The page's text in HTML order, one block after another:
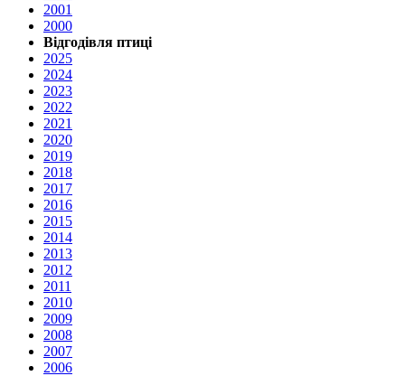
2001
2000
Відгодівля птиці
2025
2024
2023
2022
2021
2020
2019
2018
2017
2016
2015
2014
2013
2012
2011
2010
2009
2008
2007
2006